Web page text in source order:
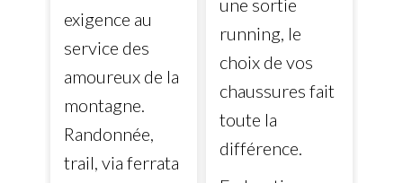
exigence au
service des
amoureux de la
montagne.
Randonnée,
trail, via ferrata
running, le
choix de vos
chaussures fait
toute la
différence.